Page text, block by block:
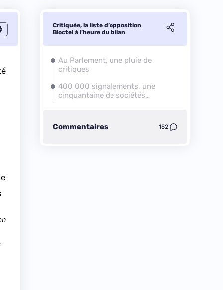
Critiquée, la liste d’opposition
Bloctel à l’heure du bilan
Au Parlement, une pluie de
critiques
400 000 signalements, une
cinquantaine de sociétés
Commentaires 152